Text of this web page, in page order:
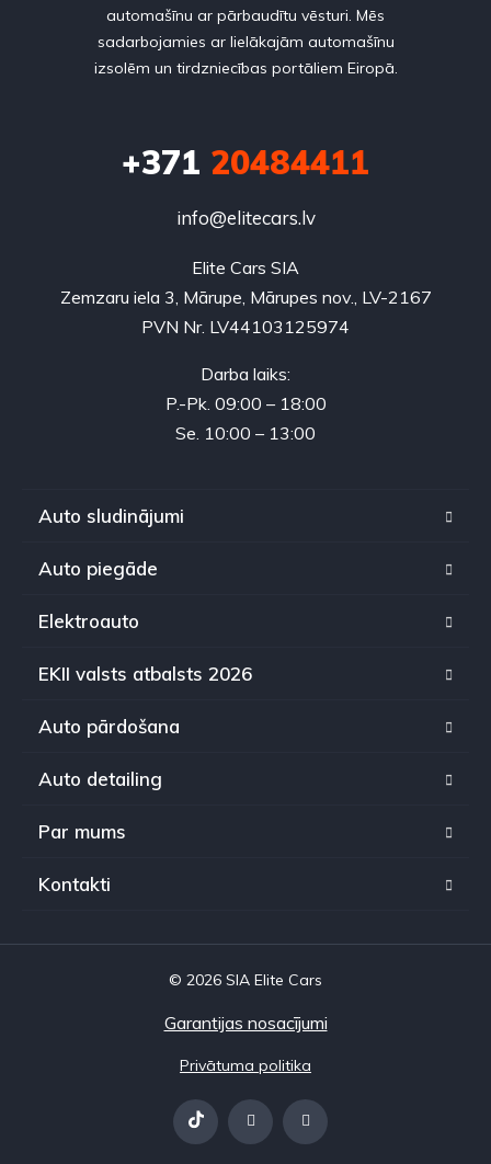
automašīnu ar pārbaudītu vēsturi. Mēs
sadarbojamies ar lielākajām automašīnu
izsolēm un tirdzniecības portāliem Eiropā.
+371 20484411
info@elitecars.lv
Elite Cars SIA
Zemzaru iela 3, Mārupe, Mārupes nov., LV-2167
PVN Nr. LV44103125974
Darba laiks:
P.-Pk. 09:00 – 18:00
Se. 10:00 – 13:00
Auto sludinājumi
Auto piegāde
Elektroauto
EKII valsts atbalsts 2026
Auto pārdošana
Auto detailing
Par mums
Kontakti
© 2026 SIA Elite Cars
Garantijas nosacījumi
Privātuma politika